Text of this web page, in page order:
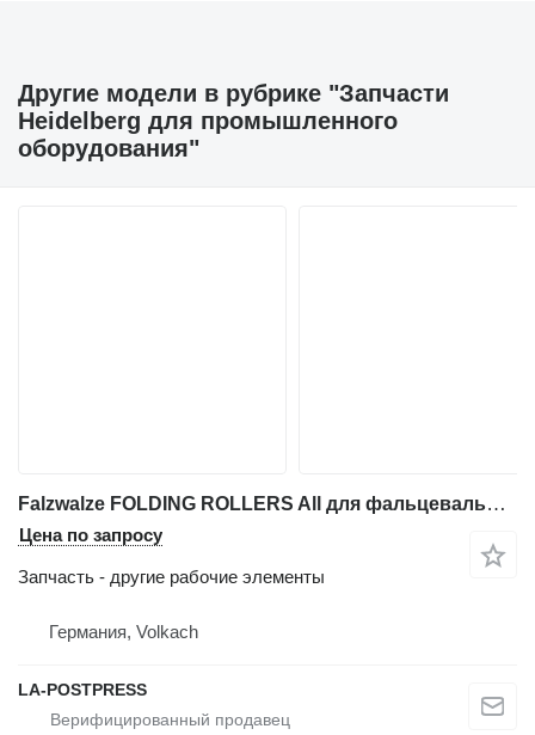
Другие модели в рубрике "Запчасти
Heidelberg для промышленного
оборудования"
Falzwalze FOLDING ROLLERS All для фальцевальной машины Heidelberg
Цена по запросу
Запчасть - другие рабочие элементы
Германия, Volkach
LA-POSTPRESS